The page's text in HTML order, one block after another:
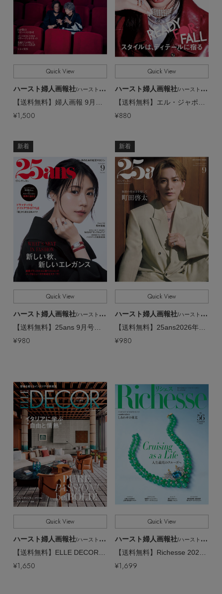
【エディターズ・エッセンシャル】
Stay in the Loop
ELLE SHOP 公式アプリ
Quick View
ハースト婦人画報社/ハーストフジンガホウシャ
¥1,500
Quick View
ハースト婦人画報社/ハーストフジンガホウシャ
¥880
新着
Quick View
ハースト婦人画報社/ハーストフジンガホウシャ
【送料無料】25ans 9月号（2026/7/28発売）
¥980
新着
Quick View
ハースト婦人画報社/ハーストフジンガホウシャ
【送料無料】25ans2026年9月号 増刊 町田啓太特別版（2026/7/28発売）
¥980
Quick View
ハースト婦人画報社/ハーストフジンガホウシャ
【送料無料】ELLE DECOR 8月号 no.196（2026/7/7発売）
¥1,650
Quick View
ハースト婦人画報社/ハーストフジンガホウシャ
【送料無料】Richesse 2026/SUMMER No.56（2026/6/26発売）
¥1,699